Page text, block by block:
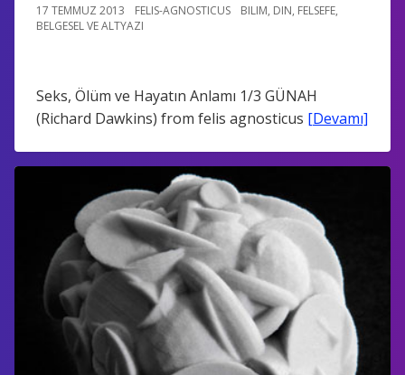
17 TEMMUZ 2013 FELIS-AGNOSTICUS BILIM, DIN, FELSEFE,
BELGESEL VE ALTYAZI
Seks, Ölüm ve Hayatın Anlamı 1/3 GÜNAH
(Richard Dawkins) from felis agnosticus [Devamı]